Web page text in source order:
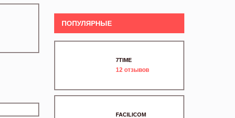
ПОПУЛЯРНЫЕ
7TIME
12 отзывов
FACILICOM